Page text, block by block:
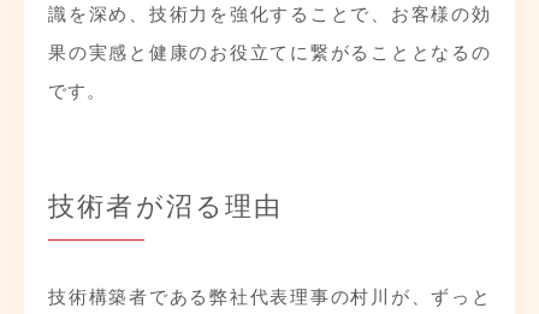
識を深め、技術力を強化することで、お客様の効
果の実感と健康のお役立てに繋がることとなるの
です。
技術者が沼る理由
技術構築者である弊社代表理事の村川が、ずっと